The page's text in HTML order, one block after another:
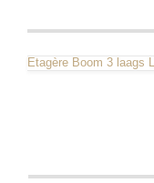
Etagère Boom 3 laags